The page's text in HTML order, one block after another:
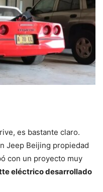
es bastante claro.
Jeep Beijing propiedad
con un proyecto muy
eléctrico desarrollado